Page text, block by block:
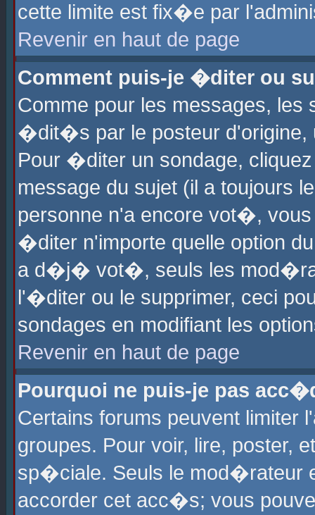
cette limite est fix�e par
Revenir en haut de page
Comment puis-je �diter ou
Comme pour les messages,
�dit�s par le posteur d'origine,
Pour �diter un sondage,
message du sujet (il a toujours
personne n'a encore vot�,
�diter n'importe quelle option
a d�j� vot�, seuls les
l'�diter ou le supprimer, ceci
sondages en modifiant les
Revenir en haut de page
Pourquoi ne puis-je pas
Certains forums peuvent
groupes. Pour voir, lire, poster,
sp�ciale. Seuls le mod�rateur
accorder cet acc�s; vous